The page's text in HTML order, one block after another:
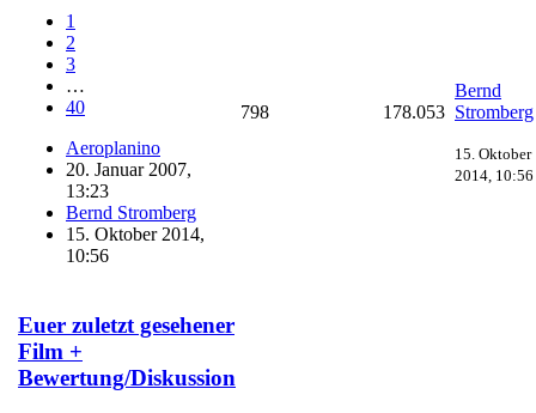
1
2
3
…
40
Aeroplanino
20. Januar 2007,
13:23
Bernd Stromberg
15. Oktober 2014,
10:56
798 178.053
Bernd
Stromberg
15. Oktober
2014, 10:56
Euer zuletzt gesehener
Film +
Bewertung/Diskussion